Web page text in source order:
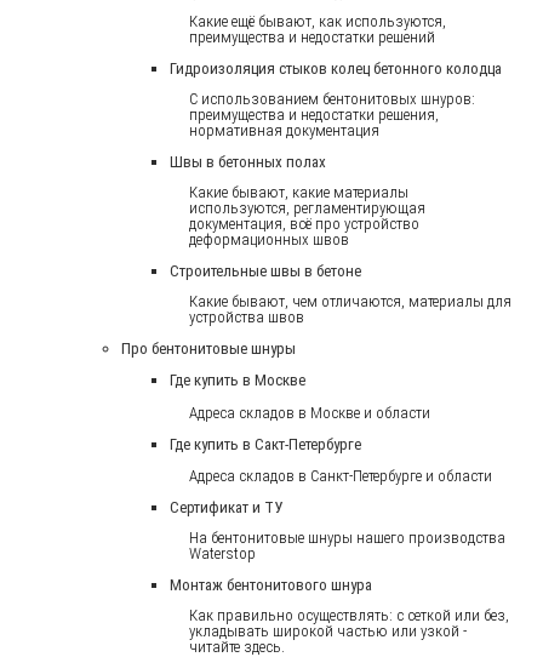
Какие ещё бывают, как используются,
преимущества и недостатки решений
Гидроизоляция стыков колец бетонного колодца
С использованием бентонитовых шнуров:
преимущества и недостатки решения,
нормативная документация
Швы в бетонных полах
Какие бывают, какие материалы
используются, регламентирующая
документация, всё про устройство
деформационных швов
Строительные швы в бетоне
Какие бывают, чем отличаются, материалы для
устройства швов
Про бентонитовые шнуры
Где купить в Москве
Адреса складов в Москве и области
Где купить в Сакт-Петербурге
Адреса складов в Санкт-Петербурге и области
Сертификат и ТУ
На бентонитовые шнуры нашего производства
Waterstop
Монтаж бентонитового шнура
Как правильно осуществлять: с сеткой или без,
укладывать широкой частью или узкой -
читайте здесь.